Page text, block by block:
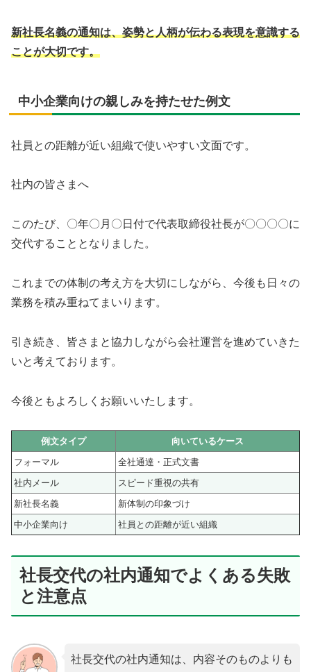
新社長名義の通知は、姿勢と人柄が伝わる表現を意識する
ことが大切です。
中小企業向けの親しみを持たせた例文
社員との距離が近い組織で使いやすい文面です。
社内の皆さまへ
このたび、〇年〇月〇日付で代表取締役社長が〇〇〇〇に
交代することとなりました。
これまでの体制の考え方を大切にしながら、今後も日々の
業務を積み重ねてまいります。
引き続き、皆さまと協力しながら会社運営を進めていきた
いと考えております。
今後ともよろしくお願いいたします。
例文タイプ
向いているケース
フォーマル
全社通達・正式文書
社内メール
スピード重視の共有
新社長名義
新体制の印象づけ
中小企業向け
社員との距離が近い組織
社長交代の社内通知でよくある失敗
と注意点
社長交代の社内通知は、内容そのものよりも